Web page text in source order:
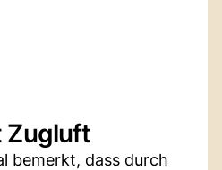
Zugluft
bemerkt, dass durch